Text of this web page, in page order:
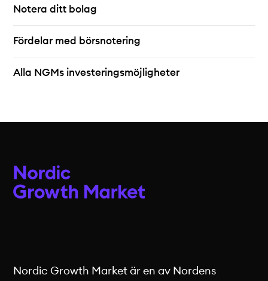
Notera ditt bolag
Fördelar med börsnotering
Alla NGMs investeringsmöjligheter
Nordic Growth Market är en av Nordens